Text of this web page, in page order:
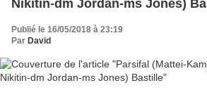
Nikitin-dm Jordan-ms Jones)
Publié le 16/05/2018 à 23:19
Par David